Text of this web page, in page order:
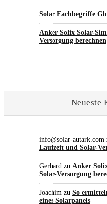
Solar Fachbegriffe
Anker Solix Solar-
Versorgung berechnen
Neueste
info@solar-autark.com
Laufzeit und Solar-
Gerhard zu Anker
Solar-Versorgung
Joachim zu So
eines Solarpanels